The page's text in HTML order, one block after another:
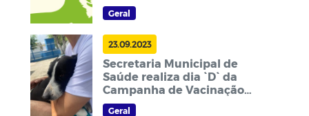
Geral
23.09.2023
Secretaria Municipal de
Saúde realiza dia `D` da
Campanha de Vacinação
Animal
Geral